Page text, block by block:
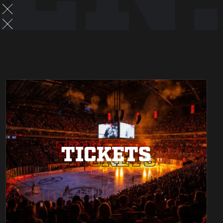
TICKETS
TICKETS
TICKETS